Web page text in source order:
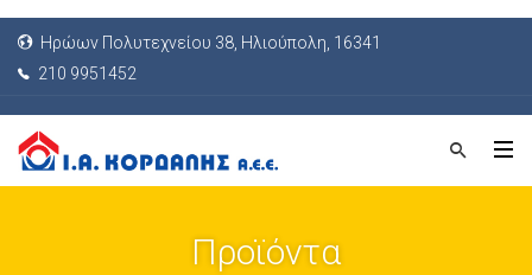
Ηρώων Πολυτεχνείου 38, Ηλιούπολη, 16341
210 9951452
Προϊόντα